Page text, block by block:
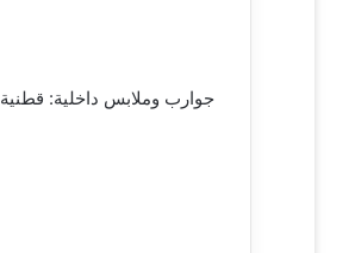
جوارب وملابس داخلية: